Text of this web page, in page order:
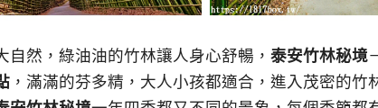
自然，綠油油的竹林讓人身心舒暢， 泰安竹林秘境
，滿滿的芬多精，大人小孩都適合，進入茂密的竹